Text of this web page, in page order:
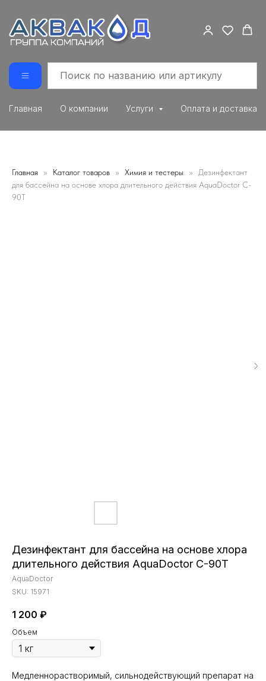
Главная О компании Услуги Оплата и доставка
Главная Каталог товаров Химия и тестеры
Дезинфектант
для бассейна на основе хлора длительного действия AquaDoctor C-
90T
Дезинфектант для бассейна на основе хлора
длительного действия AquaDoctor C-90T
AquaDoctor
SKU: 15971
1 200 ₽
Объем
Медленнорастворимый, сильнодействующий препарат на